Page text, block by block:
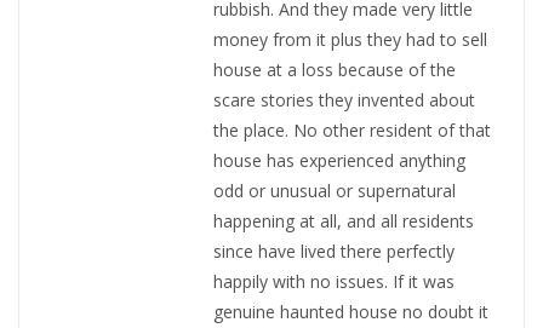
rubbish. And they made very little
money from it plus they had to sell
house at a loss because of the
scare stories they invented about
the place. No other resident of that
house has experienced anything
odd or unusual or supernatural
happening at all, and all residents
since have lived there perfectly
happily with no issues. If it was
genuine haunted house no doubt it